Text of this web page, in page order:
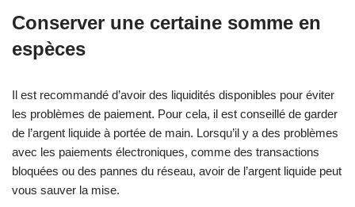
Conserver une certaine somme en
espèces
Il est recommandé d’avoir des liquidités disponibles pour éviter
les problèmes de paiement. Pour cela, il est conseillé de garder
de l’argent liquide à portée de main. Lorsqu’il y a des problèmes
avec les paiements électroniques, comme des transactions
bloquées ou des pannes du réseau, avoir de l’argent liquide peut
vous sauver la mise.